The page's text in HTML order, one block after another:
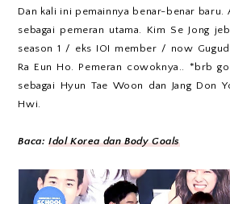
Dan kali ini pemainnya benar-benar baru.
sebagai pemeran utama. Kim Se Jong
season 1 / eks IOI member / now
Ra Eun Ho. Pemeran cowoknya.. *brb
sebagai Hyun Tae Woon dan Jang Don
Hwi.
Baca:Idol Korea dan Body Goals